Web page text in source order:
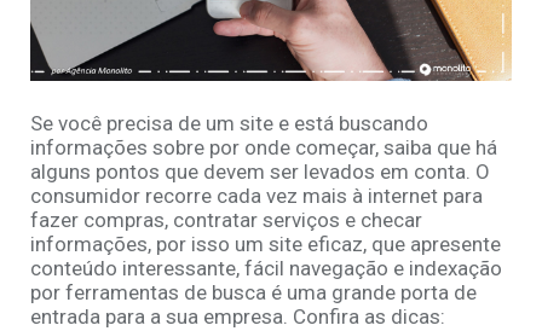
Se você precisa de um site e está buscando
informações sobre por onde começar, saiba que há
alguns pontos que devem ser levados em conta. O
consumidor recorre cada vez mais à internet para
fazer compras, contratar serviços e checar
informações, por isso um site eficaz, que apresente
conteúdo interessante, fácil navegação e indexação
por ferramentas de busca é uma grande porta de
entrada para a sua empresa. Confira as dicas: